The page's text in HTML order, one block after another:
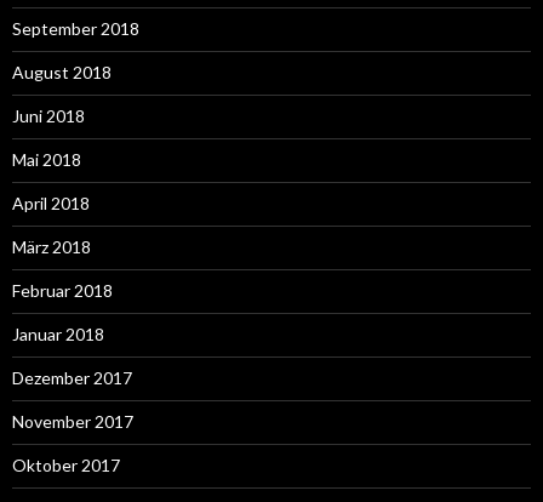
September 2018
August 2018
Juni 2018
Mai 2018
April 2018
März 2018
Februar 2018
Januar 2018
Dezember 2017
November 2017
Oktober 2017